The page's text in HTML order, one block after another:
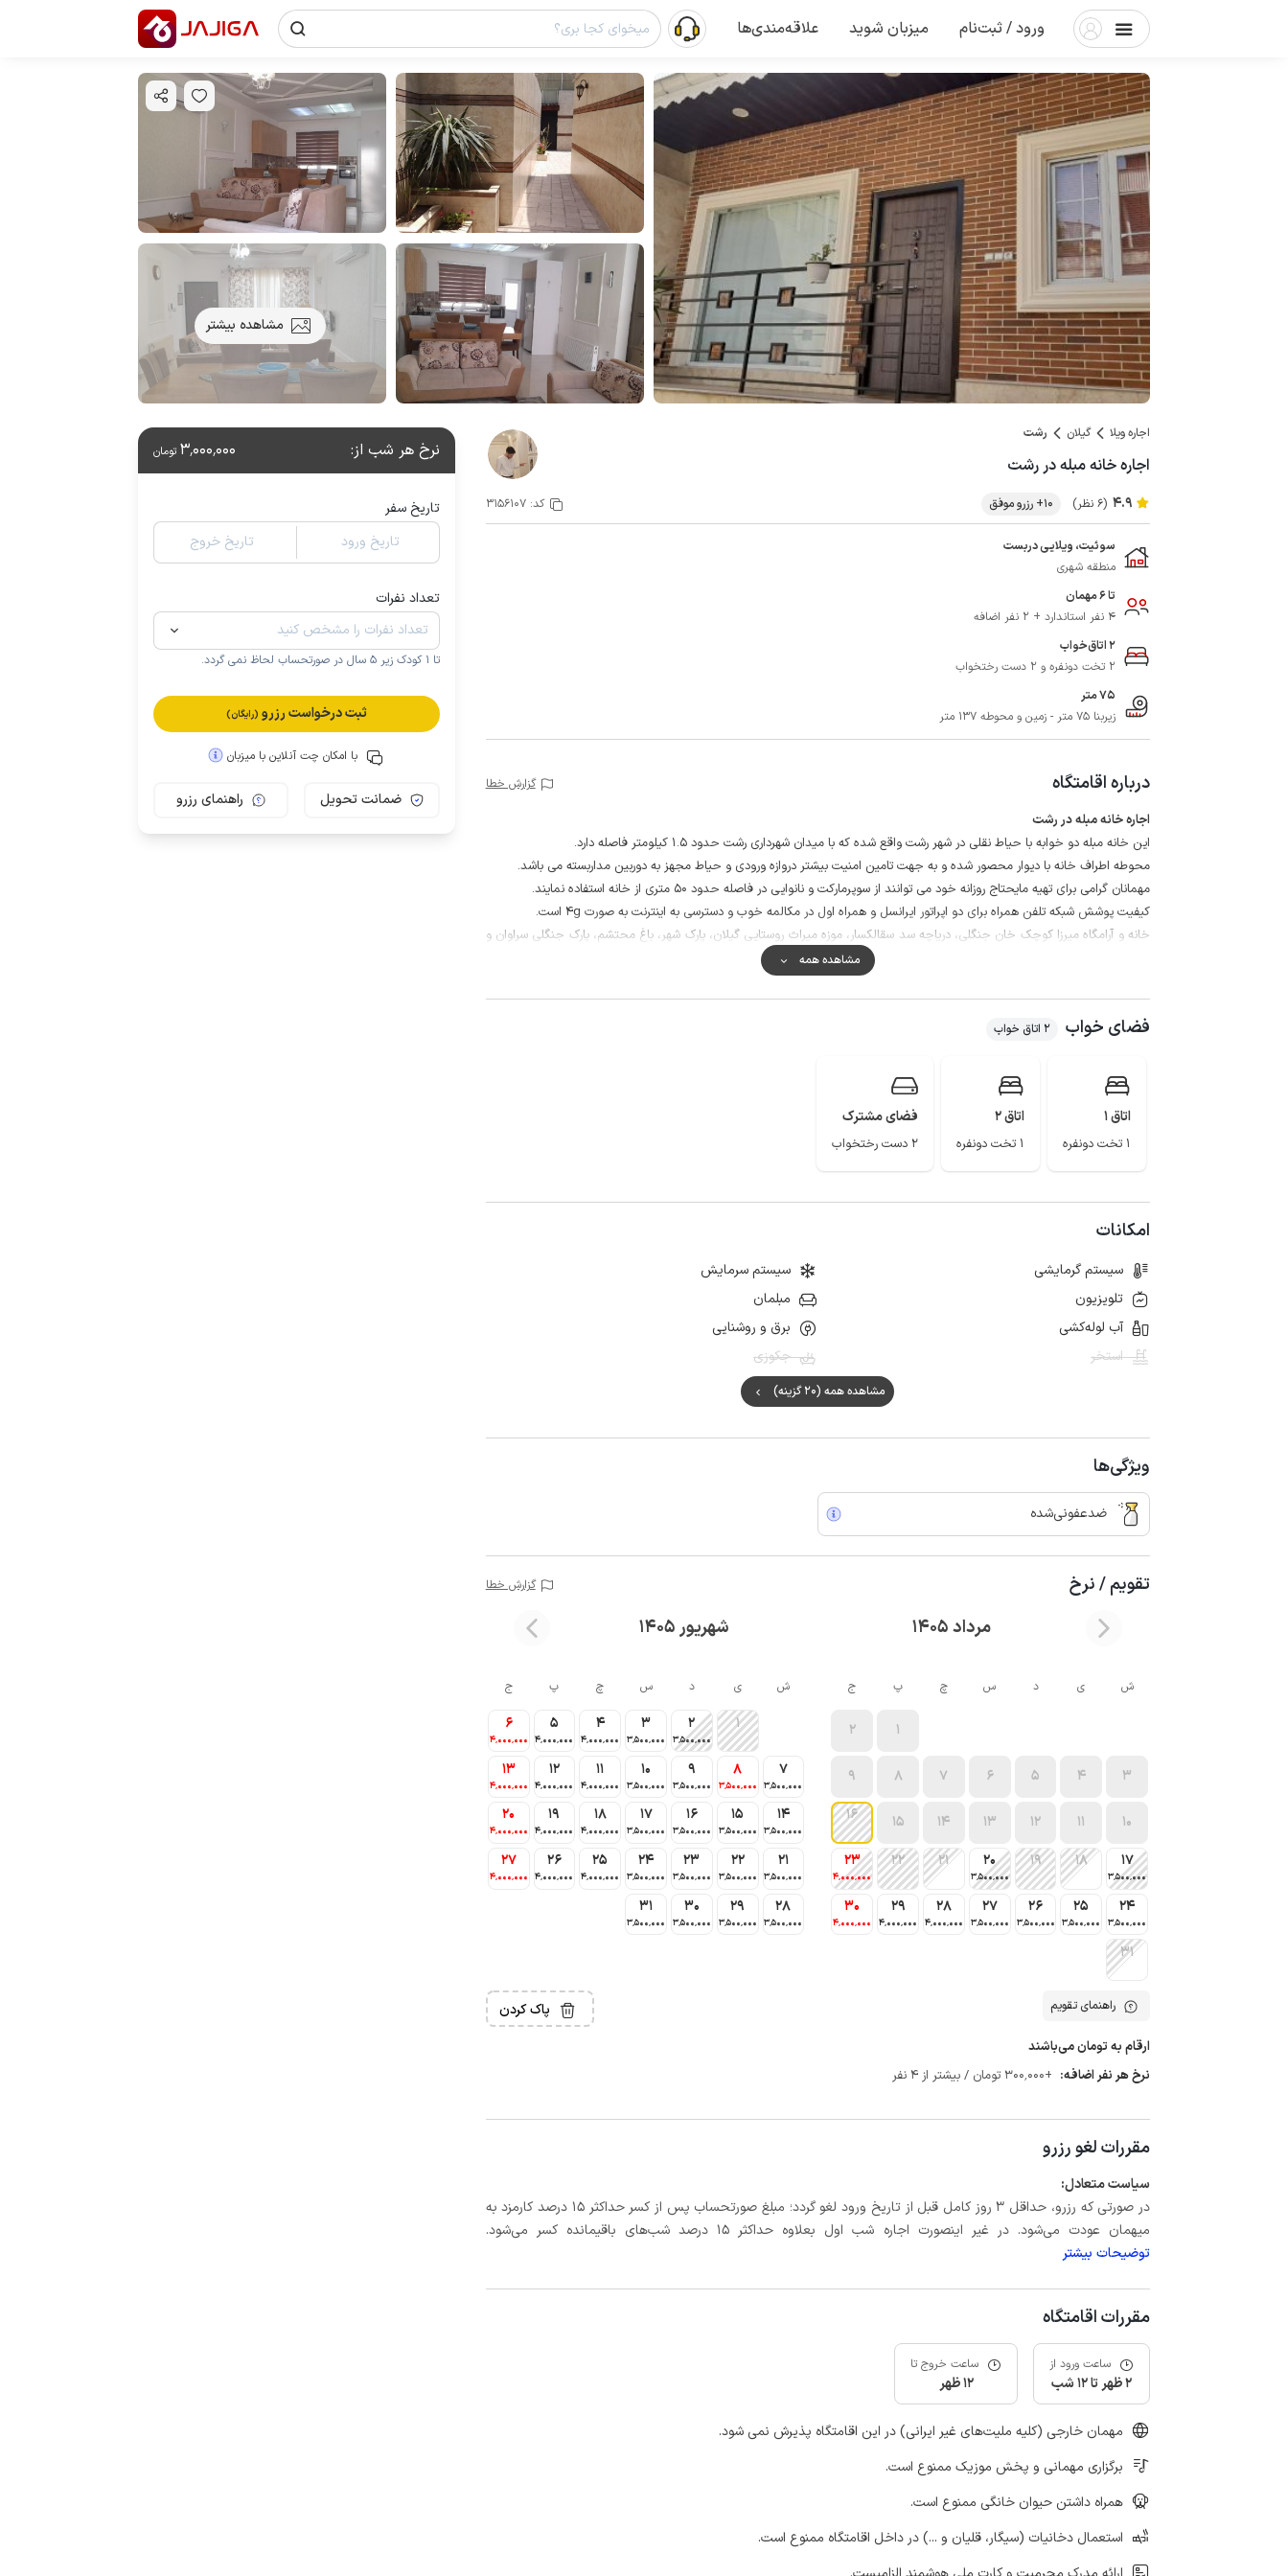
ورود / ثبت‌نام میزبان شوید علاقه‌مندی‌ها
مشاهده بیشتر
اجاره ویلا گیلان رشت
اجاره خانه مبله در رشت
4.9 (6 نظر) 10+ رزرو موفق کد:3156107
سوئیت، ویلایی دربست
منطقه شهری
تا 6 مهمان
4 نفر استاندارد + 2 نفر اضافه
2 اتاق‌خواب
2 تخت دونفره و 2 دست رختخواب
75 متر
زیربنا 75 متر - زمین و محوطه 137 متر
درباره اقامتگاه گزارش خطا
اجاره خانه مبله در رشت
این خانه مبله دو خوابه با حیاط نقلی در شهر رشت واقع شده که با میدان شهرداری رشت حدود 1.5 کیلومتر فاصله دارد.
محوطه اطراف خانه با دیوار محصور شده و به جهت تامین امنیت بیشتر دروازه ورودی و حیاط مجهز به دوربین مداربسته می باشد.
مهمانان گرامی برای تهیه مایحتاج روزانه خود می توانند از سوپرمارکت و نانوایی در فاصله حدود 50 متری از خانه استفاده نمایند.
کیفیت پوشش شبکه تلفن همراه برای دو اپراتور ایرانسل و همراه اول در مکالمه خوب و دسترسی به اینترنت به صورت 4g است.
خانه و آرامگاه میرزا کوچک خان جنگلی، دریاچه سد سقالکسار، موزه میراث روستایی گیلان، پارک شهر، باغ محتشم، پارک جنگلی سراوان و
مشاهده همه
فضای خواب 2 اتاق خواب
اتاق 1
1 تخت دونفره
اتاق 2
1 تخت دونفره
فضای مشترک
2 دست رختخواب
امکانات
سیستم گرمایشی
سیستم سرمایش
تلویزیون
مبلمان
آب لوله‌کشی
برق و روشنایی
استخر
جکوزی
مشاهده همه (20 گزینه)
ویژگی‌ها
ضدعفونی‌شده
تقویم / نرخ گزارش خطا
مرداد 1405 شهریور 1405
ش ی د س چ پ ج
1
2
3
4
5
6
7
8
9
10
11
12
13
14
15
16
17
3٬500٬000
18
19
20
3٬500٬000
21
22
23
4٬000٬000
24
3٬500٬000
25
3٬500٬000
26
3٬500٬000
27
3٬500٬000
28
4٬000٬000
29
4٬000٬000
30
4٬000٬000
31
ش ی د س چ پ ج
1
2
3٬500٬000
3
3٬500٬000
4
4٬000٬000
5
4٬000٬000
6
4٬000٬000
7
3٬500٬000
8
3٬500٬000
9
3٬500٬000
10
3٬500٬000
11
4٬000٬000
12
4٬000٬000
13
4٬000٬000
14
3٬500٬000
15
3٬500٬000
16
3٬500٬000
17
3٬500٬000
18
4٬000٬000
19
4٬000٬000
20
4٬000٬000
21
3٬500٬000
22
3٬500٬000
23
3٬500٬000
24
3٬500٬000
25
4٬000٬000
26
4٬000٬000
27
4٬000٬000
28
3٬500٬000
29
3٬500٬000
30
3٬500٬000
31
3٬500٬000
راهنمای تقویم پاک کردن
ارقام به تومان می‌باشند
نرخ هر نفر اضافه: +300٬000 تومان / بیشتر از 4 نفر
مقررات لغو رزرو
سیاست متعادل:
در صورتی که رزرو، حداقل 3 روز کامل قبل از تاریخ ورود لغو گردد؛ مبلغ صورتحساب پس از کسر حداکثر 15 درصد کارمزد به
میهمان عودت می‌شود. در غیر اینصورت اجاره شب اول بعلاوه حداکثر 15 درصد شب‌های باقیمانده کسر می‌شود.
توضیحات بیشتر
مقررات اقامتگاه
ساعت ورود از
2 ظهر تا 12 شب
ساعت خروج تا
12 ظهر
مهمان خارجی (کلیه ملیت‌های غیر ایرانی) در این اقامتگاه پذیرش نمی شود.
برگزاری مهمانی و پخش موزیک ممنوع است.
همراه داشتن حیوان خانگی ممنوع است.
استعمال دخانیات (سیگار، قلیان و ...) در داخل اقامتگاه ممنوع است.
نرخ هر شب از: 3٬000٬000 تومان
تاریخ سفر
تاریخ ورود
تاریخ خروج
تعداد نفرات
تا 1 کودک زیر 5 سال در صورتحساب لحاظ نمی گردد.
ثبت درخواست رزرو (رایگان)
با امکان چت آنلاین با میزبان
ضمانت تحویل راهنمای رزرو